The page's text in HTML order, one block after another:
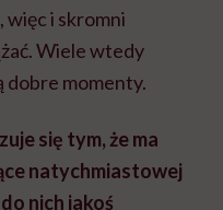
więc i skromni
Wiele wtedy
dobre momenty.
się tym, że ma
natychmiastowej
nich jakoś